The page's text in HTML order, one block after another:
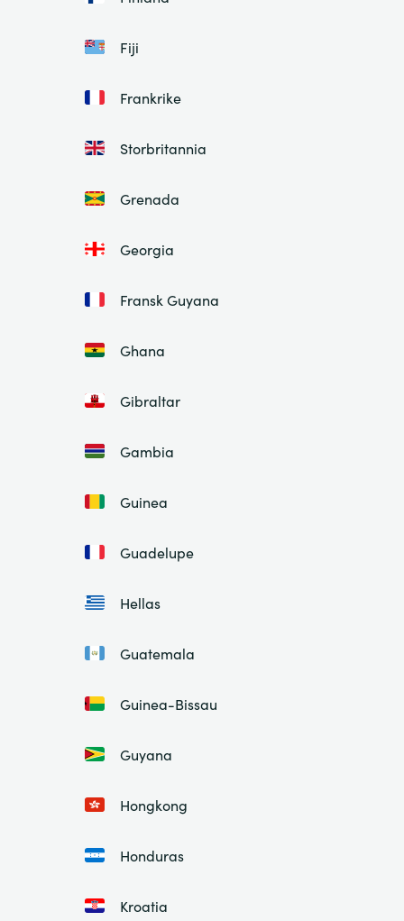
Fiji
Frankrike
Storbritannia
Grenada
Georgia
Fransk Guyana
Ghana
Gibraltar
Gambia
Guinea
Guadelupe
Hellas
Guatemala
Guinea-Bissau
Guyana
Hongkong
Honduras
Kroatia